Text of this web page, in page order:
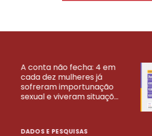
A conta não fecha: 4 em
cada dez mulheres já
sofreram importunação
sexual e viveram situaçõ...
DADOS E PESQUISAS